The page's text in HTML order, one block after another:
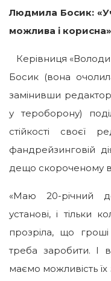
Людмила Босик:
можлива і корисна»
Керівниця
Босик (вона
замінивши
у тероборону)
стійкості своєї
фандрейзинговій
дещо скороченому
«Маю 20-річний
установі, і тільки
прозріла, що
треба заробити. І
маємо можливість